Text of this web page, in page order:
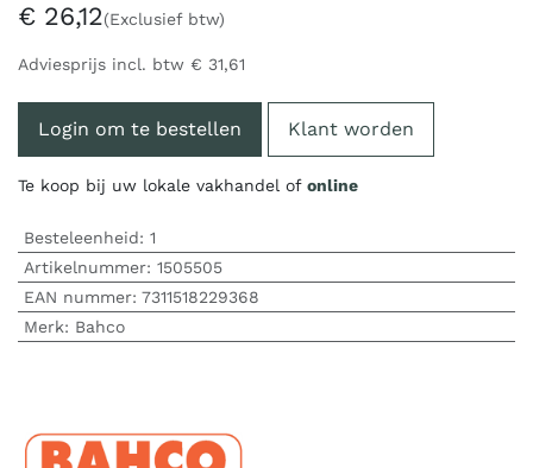
€ 26,12(Exclusief btw)
Adviesprijs incl. btw € 31,61
Login om te bestellen Klant worden
Te koop bij uw lokale vakhandel of online
Besteleenheid: 1
Artikelnummer: 1505505
EAN nummer: 7311518229368
Merk: Bahco